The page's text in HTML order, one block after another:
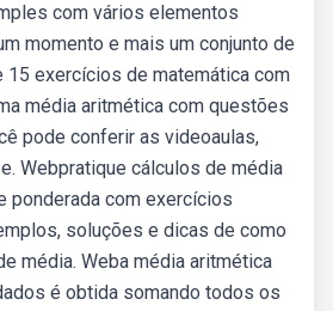
com vários elementos
momento e mais um conjunto de
15 exercícios de matemática com
média aritmética com questões
pode conferir as videoaulas,
Webpratique cálculos de média
ponderada com exercícios
soluções e dicas de como
média. Weba média aritmética
é obtida somando todos os